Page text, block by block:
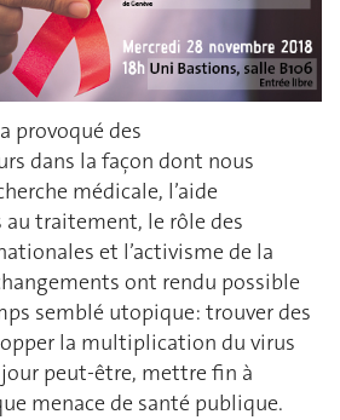
provoqué des
dans la façon dont nous
médicale, l’aide
au traitement, le rôle des
et l’activisme de la
ont rendu possible
semblé utopique: trouver des
la multiplication du virus
peut-être, mettre fin à
menace de santé publique.